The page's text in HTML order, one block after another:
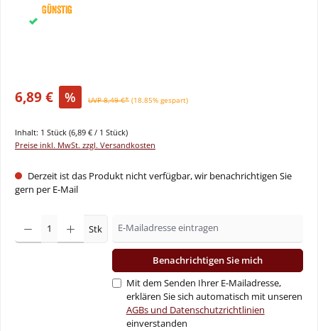
Günstig
6,89 € % UVP 8,49 €* (18.85% gespart)
Inhalt: 1 Stück (6,89 € / 1 Stück)
Preise inkl. MwSt. zzgl. Versandkosten
Derzeit ist das Produkt nicht verfügbar, wir benachrichtigen Sie
gern per E-Mail
Stk
Benachrichtigen Sie mich
Mit dem Senden Ihrer E-Mailadresse,
erklären Sie sich automatisch mit unseren
AGBs und Datenschutzrichtlinien
einverstanden